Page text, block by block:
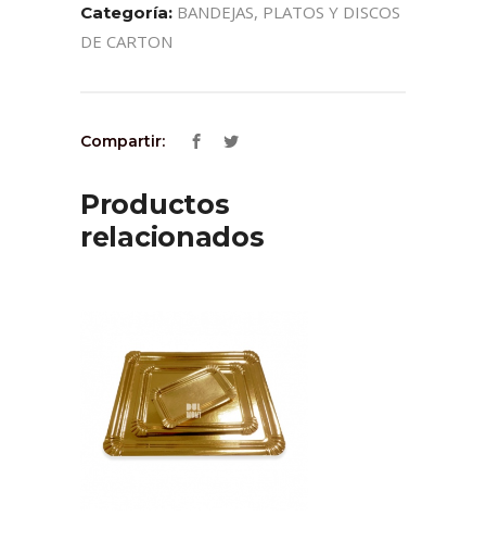
Categoría: BANDEJAS, PLATOS Y DISCOS
DE CARTON
Compartir:
Productos
relacionados